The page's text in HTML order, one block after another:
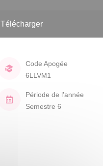
Télécharger
Code Apogée
6LLVM1
Période de l'année
Semestre 6